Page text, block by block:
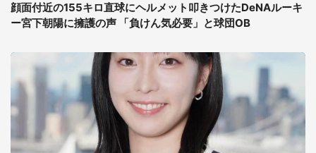
顔面付近の155キロ直球にヘルメット叩きつけたDeNAルーキ
ー宮下朝陽に擁護の声 「負けん気必要」と球団OB